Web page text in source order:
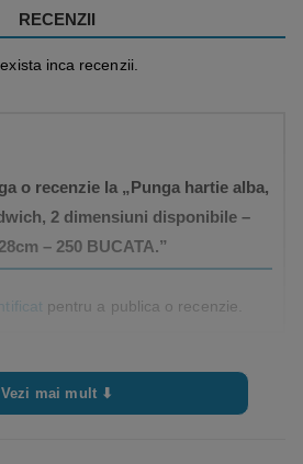
RECENZII
inca recenzii.
o recenzie la „Punga hartie alba,
2 dimensiuni disponibile –
– 250 BUCATA.”
pentru a publica o recenzie.
Vezi mai mult ⬇